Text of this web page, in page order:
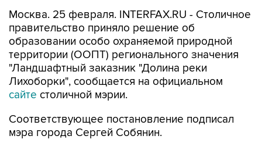
Москва. 25 февраля. INTERFAX.RU - Столичное
правительство приняло решение об
образовании особо охраняемой природной
территории (ООПТ) регионального значения
"Ландшафтный заказник "Долина реки
Лихоборки", сообщается на официальном
сайте столичной мэрии.
Соответствующее постановление подписал
мэра города Сергей Собянин.